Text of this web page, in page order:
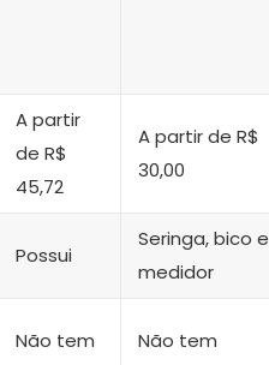
A partir
de R$
45,72
A partir de R$
30,00
Possui
Seringa, bico e
medidor
Não tem Não tem